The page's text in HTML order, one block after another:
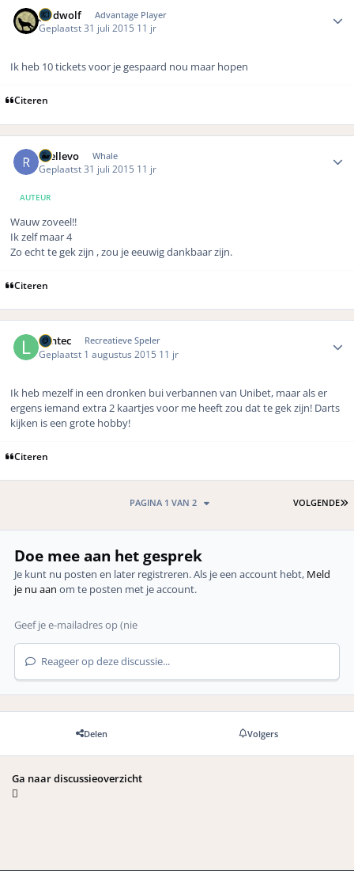
geldwolf Advantage Player
Geplaatst 31 juli 2015 11 jr
Ik heb 10 tickets voor je gespaard nou maar hopen
Citeren
rhellevo Whale
Geplaatst 31 juli 2015 11 jr
AUTEUR
Wauw zoveel!!
Ik zelf maar 4
Zo echt te gek zijn , zou je eeuwig dankbaar zijn.
Citeren
Lantec Recreatieve Speler
Geplaatst 1 augustus 2015 11 jr
Ik heb mezelf in een dronken bui verbannen van Unibet, maar als er
ergens iemand extra 2 kaartjes voor me heeft zou dat te gek zijn! Darts
kijken is een grote hobby!
Citeren
VOLGENDE
PAGINA 1 VAN 2
Doe mee aan het gesprek
Je kunt nu posten en later registreren. Als je een account hebt, Meld
je nu aan om te posten met je account.
Reageer op deze discussie...
Delen Volgers
Ga naar discussieoverzicht